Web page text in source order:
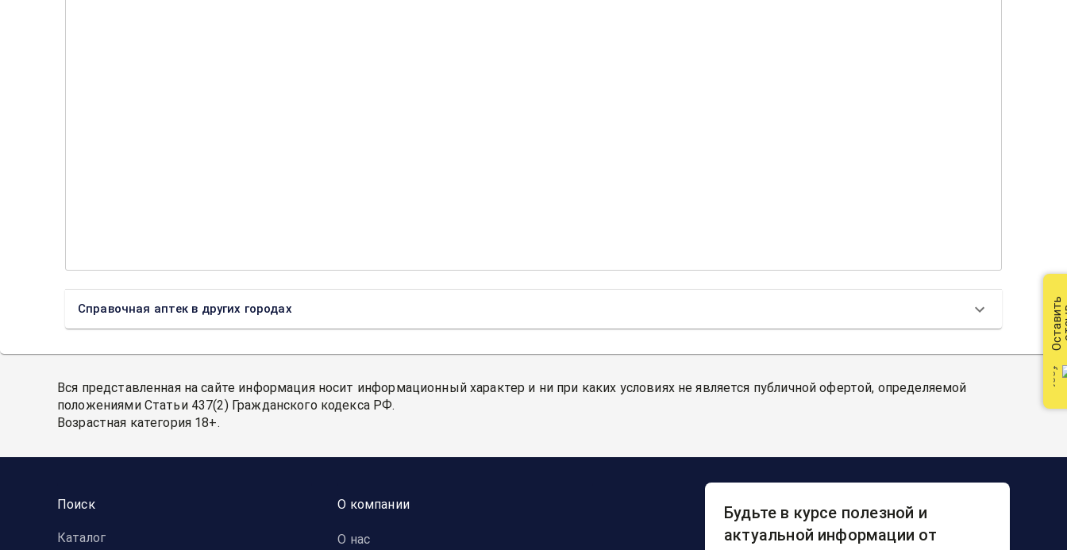
Справочная аптек в других городах
Вся представленная на сайте информация носит информационный характер и ни при каких условиях не является публичной офертой, определяемой
положениями Статьи 437(2) Гражданского кодекса РФ.
Возрастная категория 18+.
Поиск
Каталог
О компании
О нас
Будьте в курсе полезной и
актуальной информации от
Оставить